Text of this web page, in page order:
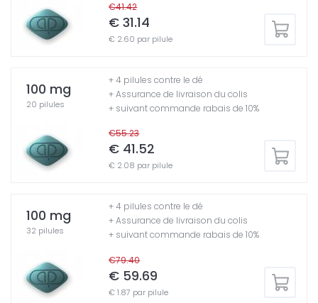
€41.42
€ 31.14
€ 2.60 par pilule
100 mg
20 pilules
€55.23
€ 41.52
€ 2.08 par pilule
+ 4 pilules contre le dé
+ Assurance de livraison du colis
+ suivant commande rabais de 10%
100 mg
32 pilules
€79.40
€ 59.69
€ 1.87 par pilule
+ 4 pilules contre le dé
+ Assurance de livraison du colis
+ suivant commande rabais de 10%